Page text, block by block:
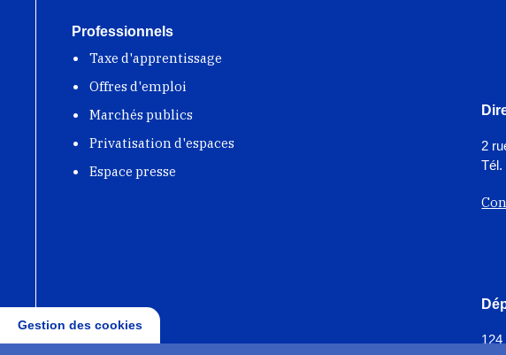
Professionnels
Taxe d'apprentissage
Offres d'emploi
Marchés publics
Privatisation d'espaces
Espace presse
2
Tél.
Gestion des cookies